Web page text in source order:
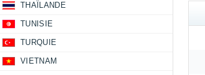
THAÏLANDE
TUNISIE
TURQUIE
VIETNAM